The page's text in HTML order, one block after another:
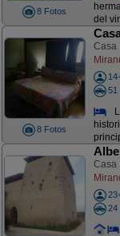
8 Fotos
del
8 Fotos
Casa
51
Casa
24